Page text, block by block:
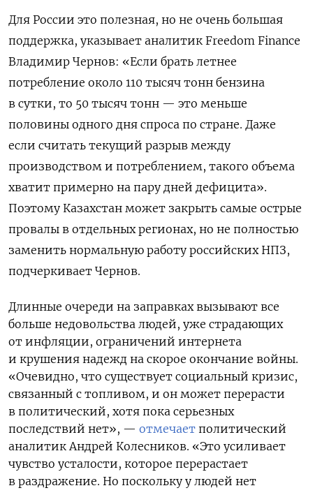
Для России это полезная, но не очень большая
поддержка, указывает аналитик Freedom Finance
Владимир Чернов: «Если брать летнее
потребление около 110 тысяч тонн бензина
в сутки, то 50 тысяч тонн — это меньше
половины одного дня спроса по стране. Даже
если считать текущий разрыв между
производством и потреблением, такого объема
хватит примерно на пару дней дефицита».
Поэтому Казахстан может закрыть самые острые
провалы в отдельных регионах, но не полностью
заменить нормальную работу российских НПЗ,
подчеркивает Чернов.
Длинные очереди на заправках вызывают все
больше недовольства людей, уже страдающих
от инфляции, ограничений интернета
и крушения надежд на скорое окончание войны.
«Очевидно, что существует социальный кризис,
связанный с топливом, и он может перерасти
в политический, хотя пока серьезных
последствий нет», — отмечает политический
аналитик Андрей Колесников. «Это усиливает
чувство усталости, которое перерастает
в раздражение. Но поскольку у людей нет